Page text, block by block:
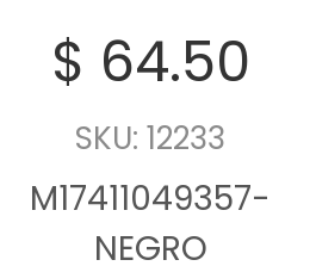
$ 64.50
SKU: 12233
M17411049357-
NEGRO